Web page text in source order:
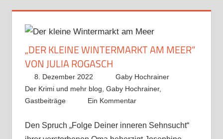
„DER KLEINE WINTERMARKT AM MEER“
VON JULIA ROGASCH
8. Dezember 2022
Gaby Hochrainer
Der Krimi und mehr blog, Gaby Hochrainer,
Gastbeiträge
Ein Kommentar
Den Spruch „Folge Deiner inneren Sehnsucht“